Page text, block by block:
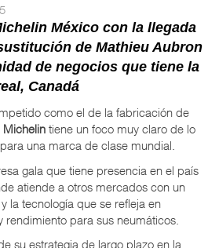
México con la llegada
de Mathieu Aubron
de negocios que tiene la
Canadá
como el de la fabricación de
Michelin tiene un foco muy claro de lo
una marca de clase mundial.
gala que tiene presencia en el país
atiende a otros mercados con un
la tecnología que se refleja en
para sus neumáticos.
su estrategia de largo plazo en la